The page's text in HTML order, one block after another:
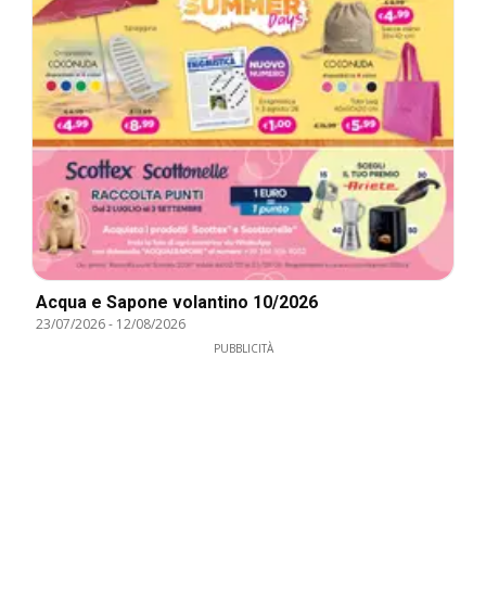
Acqua e Sapone volantino 10/2026
23/07/2026- 12/08/2026
PUBBLICITÀ